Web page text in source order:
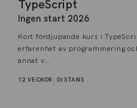
TypeScript
Ingen start 2026
Kort fördjupande kurs i
erfarenhet av programmering
annat v...
12 VECKOR DISTANS